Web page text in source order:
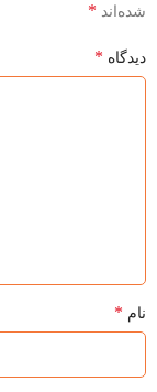
شده‌اند *
دیدگاه *
نام *